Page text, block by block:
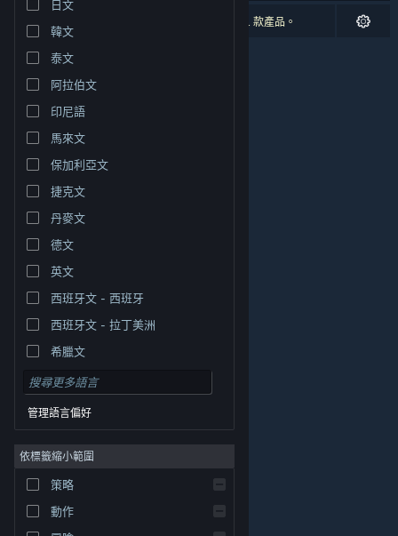
變更語言
取得 Steam 行動應用程式
檢視電腦版網頁
權人在美國與其它國家（地區）之財產。
Cookie
日文
韓文
泰文
阿拉伯文
印尼語
馬來文
保加利亞文
捷克文
丹麥文
德文
英文
西班牙文 - 西班牙
西班牙文 - 拉丁美洲
希臘文
管理語言偏好
依標籤縮小範圍
策略
動作
0 項相符的搜尋結果。 已根據您的偏好設定排除 1 款產品。